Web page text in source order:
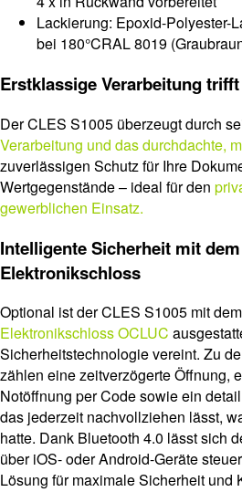
Lackierung: Epoxid-Polyester-
bei 180°CRAL 8019
Erstklassige Verarbeitung
Der CLES S1005 überzeugt durch
Verarbeitung und das durchdachte,
zuverlässigen Schutz für Ihre
Wertgegenstände – ideal für den
gewerblichen Einsatz.
Intelligente Sicherheit mit
Elektronikschloss
Optional ist der CLES S1005 mit dem
Elektronikschloss OCLUC
Sicherheitstechnologie vereint. Zu
zählen eine zeitverzögerte Öffnung,
Notöffnung per Code sowie ein
das jederzeit nachvollziehen lässt,
hatte. Dank Bluetooth 4.0 lässt sich
über iOS- oder Android-Geräte
Lösung für maximale Sicherheit und